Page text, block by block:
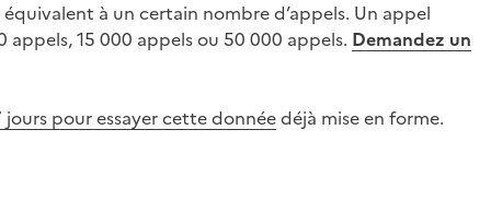
à un certain nombre d’appels. Un appel
15 000 appels ou 50 000 appels. Demandez un
pour essayer cette donnéedéjà mise en forme.